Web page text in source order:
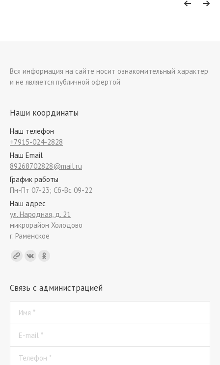
Вся информация на сайте носит ознакомительный характер
и не является публичной офертой
Наши координаты
Наш телефон
+7915-024-2828
Наш Email
89268702828@mail.ru
График работы
Пн-Пт 07-23; Сб-Вс 09-22
Наш адрес
ул. Народная, д. 21
микрорайон Холодово
г. Раменское
Find us on:
Связь с администрацией
Имя *
E-mail *
Телефон *